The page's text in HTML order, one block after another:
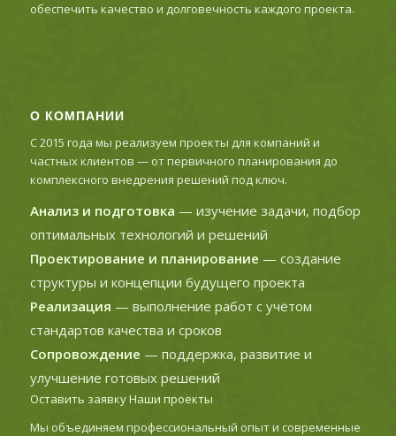
обеспечить качество и долговечность каждого проекта.
О КОМПАНИИ
С 2015 года мы реализуем проекты для компаний и
частных клиентов — от первичного планирования до
комплексного внедрения решений под ключ.
Анализ и подготовка — изучение задачи, подбор
оптимальных технологий и решений
Проектирование и планирование — создание
структуры и концепции будущего проекта
Реализация — выполнение работ с учётом
стандартов качества и сроков
Сопровождение — поддержка, развитие и
улучшение готовых решений
Оставить заявкуНаши проекты
Мы объединяем профессиональный опыт и современные